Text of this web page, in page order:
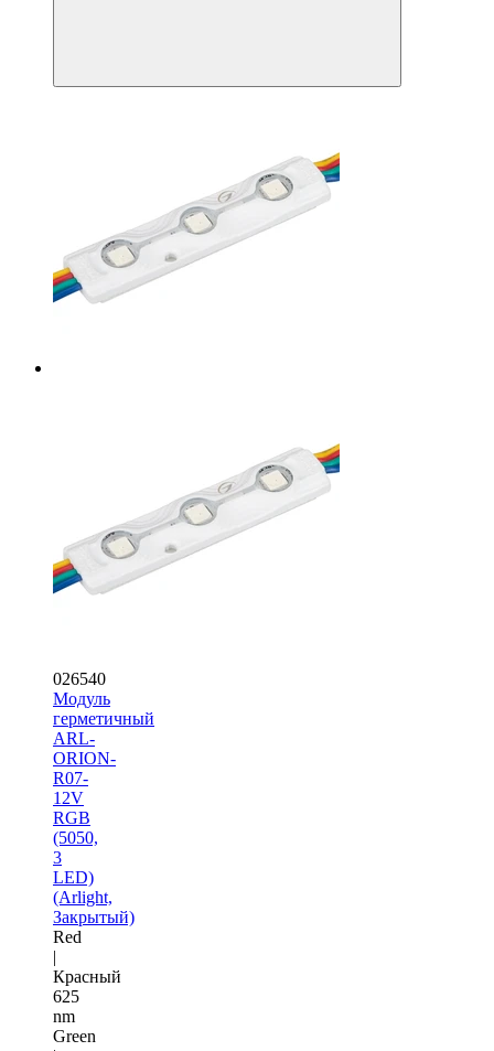
026540
Модуль
герметичный
ARL-
ORION-
R07-
12V
RGB
(5050,
3
LED)
(Arlight,
Закрытый)
Red
|
Красный
625
nm
Green